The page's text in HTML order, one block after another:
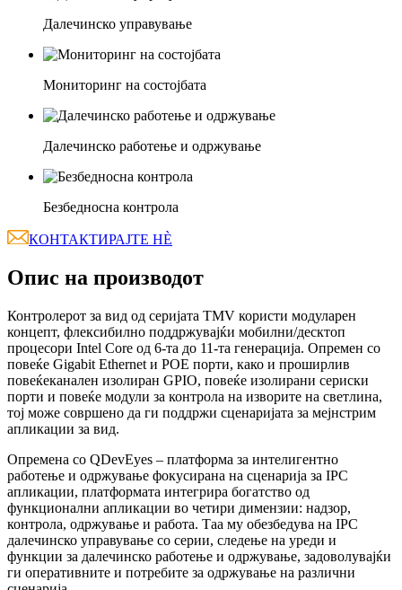
Далечинско управување
Мониторинг на состојбата
Далечинско работење и одржување
Безбедносна контрола
КОНТАКТИРАЈТЕ НÈ
Опис на производот
Контролерот за вид од серијата TMV користи модуларен
концепт, флексибилно поддржувајќи мобилни/десктоп
процесори Intel Core од 6-та до 11-та генерација. Опремен со
повеќе Gigabit Ethernet и POE порти, како и проширлив
повеќеканален изолиран GPIO, повеќе изолирани сериски
порти и повеќе модули за контрола на изворите на светлина,
тој може совршено да ги поддржи сценаријата за мејнстрим
апликации за вид.
Опремена со QDevEyes – платформа за интелигентно
работење и одржување фокусирана на сценарија за IPC
апликации, платформата интегрира богатство од
функционални апликации во четири димензии: надзор,
контрола, одржување и работа. Таа му обезбедува на IPC
далечинско управување со серии, следење на уреди и
функции за далечинско работење и одржување, задоволувајќи
ги оперативните и потребите за одржување на различни